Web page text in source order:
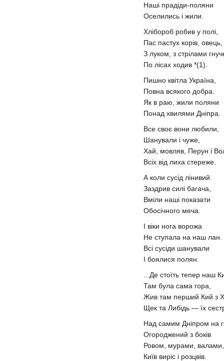
Наші прадіди-поляни
Оселились і жили.
Хлібороб робив у полі,
Пас пастух корів, овець,
З луком, з стрілами
По лісах ходив *(1).
Пишно квітла Україна,
Повна всякого добра.
Як в раю, жили поляни
Понад хвилями Дніпра.
Все своє вони любили,
Шанували і чуже,
Хай, мовляв, Перун і
Всіх від лиха стереже.
А коли сусід лінивий
Заздрив силі багача,
Вміли наші показати
Обосічного меча.
І віки нога ворожа
Не ступала на наш лан.
Всі сусіди шанували
І боялися полян.
...Де стоїть тепер наш
Там була сама гора,
Жив там перший Кий з
Щек та Либідь — їх
Над самим Дніпром на
Огороджений з боків
Ровом, мурами, валами,
Київ виріс і розцвів.